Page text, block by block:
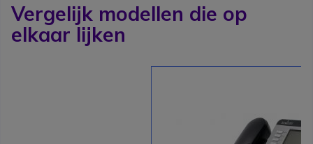
Vergelijk modellen die op
elkaar lijken